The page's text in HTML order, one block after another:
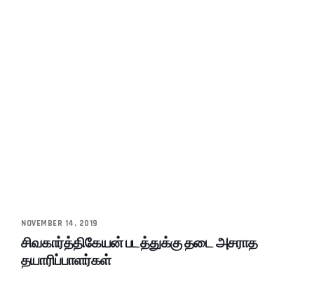
NOVEMBER 14, 2019
சிவகார்த்திகேயன் படத்துக்கு தடை அசராத
தயாரிப்பாளர்கள்